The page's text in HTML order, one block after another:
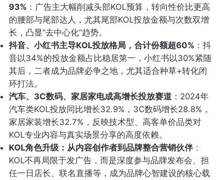
93% ：广告主大幅削减头部KOL预算，转向性价比更高
的腰部与尾部达人，尤其尾部KOL投放金额与次数双增
长，凸显“去中心化”趋势。
抖音、小红书主导KOL投放格局，合计份额超60% ：抖
音以34%的投放金额占比稳居第一，小红书以30%紧随
其后，二者成为品牌必争之地，尤其适合种草+转化闭
环打法。
汽车、3C数码、家居家电成高增长投放赛道：2024年
汽车类KOL投放同比增长32.9%，3C数码增长28.8%，
家居家装增长32.7%，反映技术型、高客单价品类对
KOL专业内容与真实场景分享的高度依赖。
KOL角色升级：从内容创作者到品牌整合营销伙伴：
KOL不再局限于发广告，而是深度参与品牌发布会、担
任一日店长、联名直播等，成为品牌心智建设的核心载